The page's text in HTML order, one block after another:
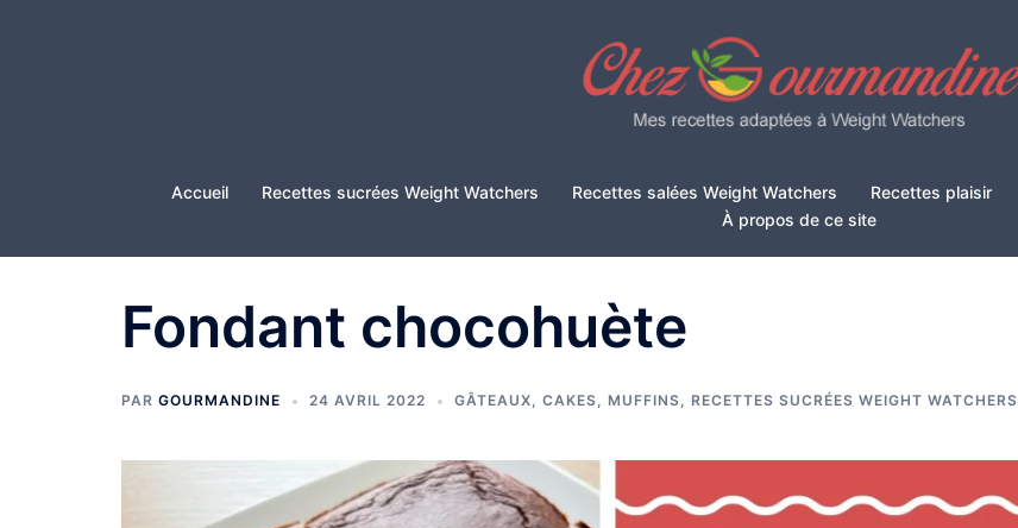
Accueil Recettes sucrées Weight Watchers Recettes salées Weight Watchers Recettes plaisir
À propos de ce site
Fondant chocohuète
PAR GOURMANDINE 24 AVRIL 2022 GÂTEAUX, CAKES, MUFFINS, RECETTES SUCRÉES WEIGHT WATCHERS